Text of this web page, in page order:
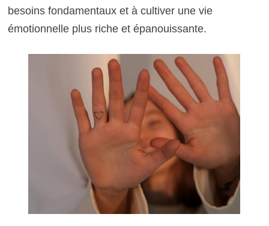
besoins fondamentaux et à cultiver une vie
émotionnelle plus riche et épanouissante.